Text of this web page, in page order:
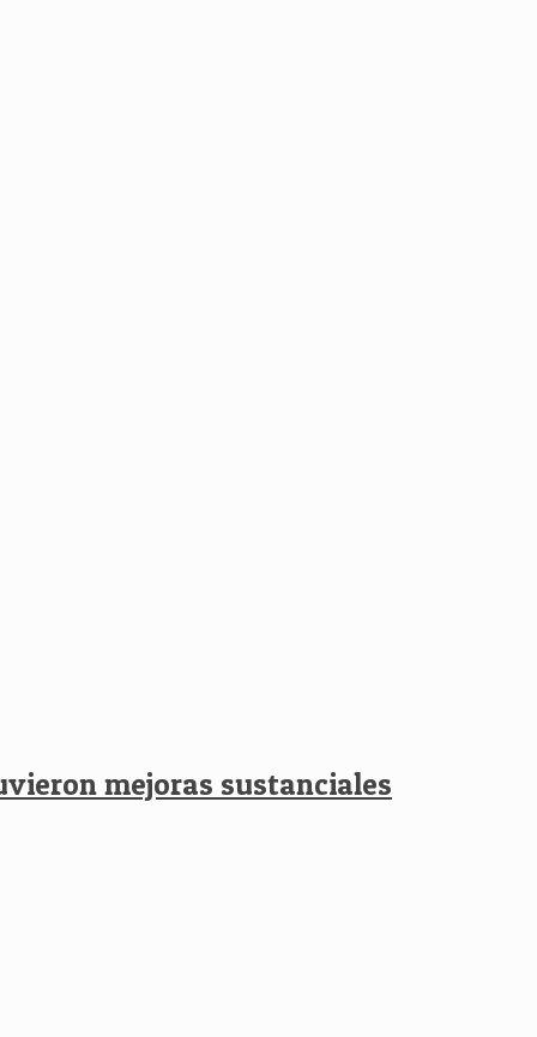
mejoras sustanciales